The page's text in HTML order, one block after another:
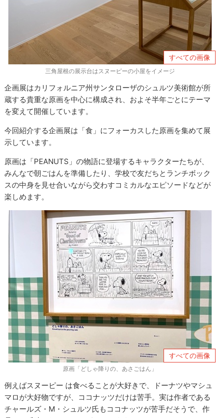
すべての画像
三角屋根の展示台はスヌーピーの小屋をイメージ
企画展はカリフォルニア州サンタローザのシュルツ美術館が所
蔵する貴重な原画を中心に構成され、およそ半年ごとにテーマ
を変えて開催しています。
今回紹介する企画展は「食」にフォーカスした原画を集めて展
示しています。
原画は「PEANUTS」の物語に登場するキャラクターたちが、
みんなで朝ごはんを準備したり、学校で友だちとランチボック
スの中身を見せ合いながら交わすコミカルなエピソードなどが
楽しめます。
すべての画像
原画「どしゃ降りの、あさごはん」
例えばスヌーピー は食べることが大好きで、ドーナツやマシュ
マロが大好物ですが、ココナッツだけは苦手。実は作者である
チャールズ・M・シュルツ氏もココナッツが苦手だそうで、作